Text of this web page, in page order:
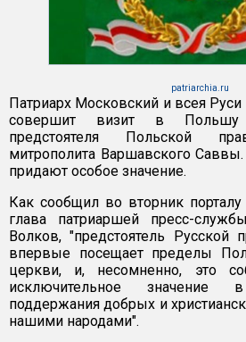
patriarchia.ru
Патриарх Московский и всея Руси
совершит визит в
предстоятеля Польской
митрополита Варшавского
придают особое значение.
Как сообщил во вторник порталу
глава патриаршей пресс-
Волков, "предстоятель Русской
впервые посещает пределы
церкви, и, несомненно, это
исключительное
поддержания добрых и
нашими народами".